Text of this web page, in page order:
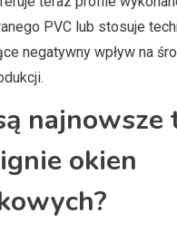
PVC lub stosuje
negatywny wpływ na
najnowsze
okien